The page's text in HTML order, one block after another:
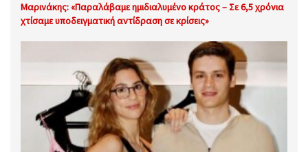
Μαρινάκης: «Παραλάβαμε ημιδιαλυμένο κράτος – Σε 6,5 χρόνια
χτίσαμε υποδειγματική αντίδραση σε κρίσεις»